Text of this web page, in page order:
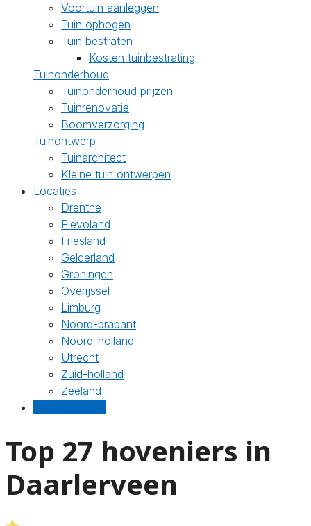
Voortuin aanleggen
Tuin ophogen
Tuin bestraten
Kosten tuinbestrating
Tuinonderhoud
Tuinonderhoud prijzen
Tuinrenovatie
Boomverzorging
Tuinontwerp
Tuinarchitect
Kleine tuin ontwerpen
Locaties
Drenthe
Flevoland
Friesland
Gelderland
Groningen
Overijssel
Limburg
Noord-brabant
Noord-holland
Utrecht
Zuid-holland
Zeeland
Top 27 hoveniers in
Daarlerveen